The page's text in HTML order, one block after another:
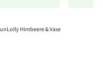
Himbeere & Vase